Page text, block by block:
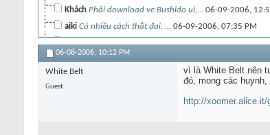
Khách Phải download ve Bushido ui,... 06-09-2006,
aiki Có nhiều cách thắt đai. ... 06-09-2006, 07:35 PM
aiki Cách 2: ...06-09-2006,08:02 PM
aiki Chỉ mấy người 1 cách thắt đai...06-18-2006,02:09
Khách
07-18-2008, 10:06 PM
cái này là cách thắt đai dùng...
06-08-2006, 10:12 PM
White Belt
Guest
vì là White Belt nên
đó, mong các
http://